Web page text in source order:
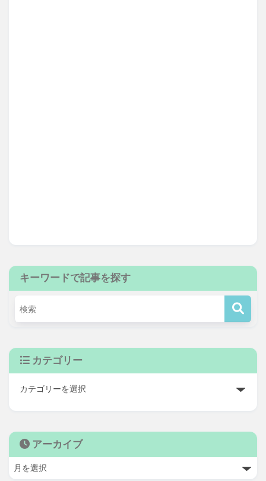
キーワードで記事を探す
カテゴリー
アーカイブ